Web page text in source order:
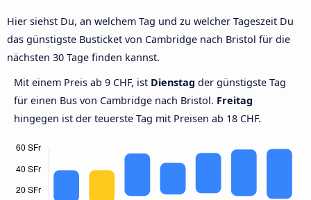
Hier siehst Du, an welchem Tag und zu welcher Tageszeit Du
das günstigste Busticket von Cambridge nach Bristol für die
nächsten 30 Tage finden kannst.
Mit einem Preis ab 9 CHF, ist Dienstag der günstigste Tag
für einen Bus von Cambridge nach Bristol. Freitag
hingegen ist der teuerste Tag mit Preisen ab 18 CHF.